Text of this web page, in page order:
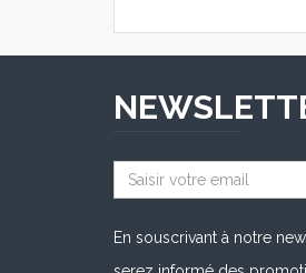
En souscrivant à notre